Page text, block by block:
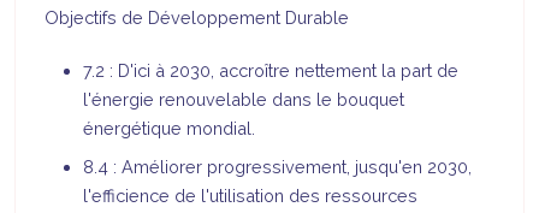
Objectifs de Développement Durable
7.2 : D'ici à 2030, accroître nettement la part de
l'énergie renouvelable dans le bouquet
énergétique mondial.
8.4 : Améliorer progressivement, jusqu'en 2030,
l'efficience de l'utilisation des ressources